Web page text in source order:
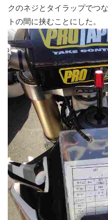
クのネジとタイラップでつ
トの間に挟むことにした。